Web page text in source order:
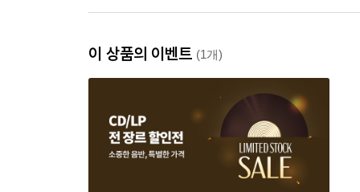
이 상품의 이벤트 (1개)